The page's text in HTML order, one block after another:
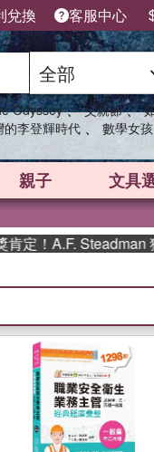
兌換 客服中心
Odyssey 、 父親節 、
的李登輝時代 、 數學女
親子 文具
Steadman 獲年度作